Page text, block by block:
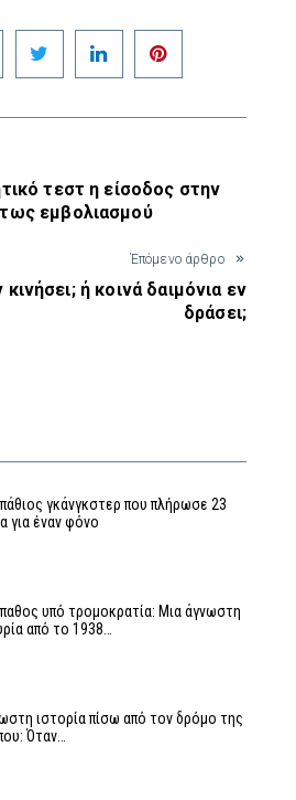
Facebook Twitter LinkedIn
τεστ η είσοδος στην
εμβολιασμού
Έπόμενο άρθρο
ή κοινά δαιμόνια εν
δράσει;
γκάνγκστερ που πλήρωσε 23
για έναν φόνο
υπό τρομοκρατία: Μια άγνωστη
από το 1938…
ιστορία πίσω από τον δρόμο της
Όταν…